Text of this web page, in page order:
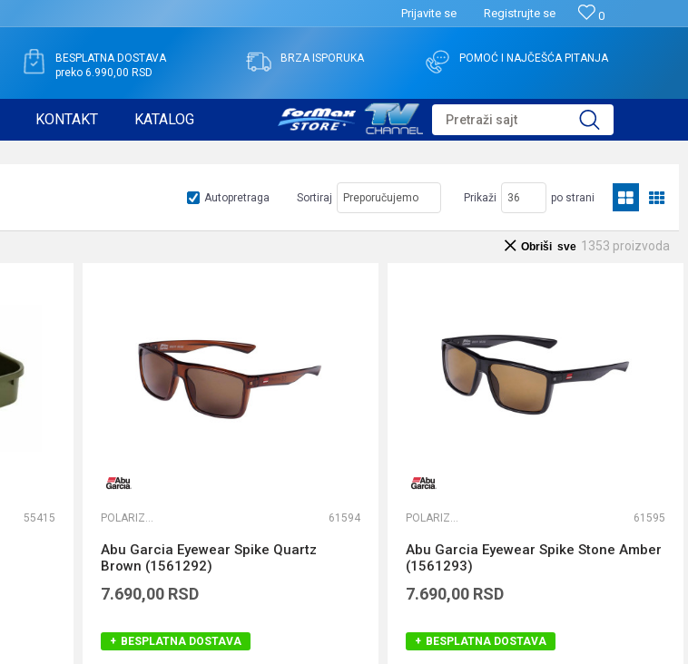
0
Prijavite se Registrujte se
BESPLATNA DOSTAVA
preko 6.990,00 RSD
BRZA ISPORUKA POMOĆ I NAJČEŠĆA PITANJA
KONTAKT KATALOG Pretraži sajt
Autopretraga Sortiraj Prikaži po strani
1353 proizvoda
Obriši sve
55415 POLARIZACIONE NAOČARE 61594
Abu Garcia Eyewear Spike Quartz
Brown (1561292)
7.690,00 RSD
BESPLATNA DOSTAVA
POLARIZACIONE NAOČARE 61595
Abu Garcia Eyewear Spike Stone Amber
(1561293)
7.690,00 RSD
BESPLATNA DOSTAVA